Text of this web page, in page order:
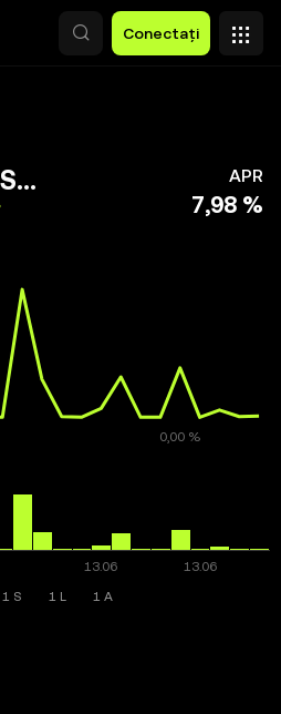
Conectați
WETH-USDT APR
7,98 %
1 S 1 L 1 A